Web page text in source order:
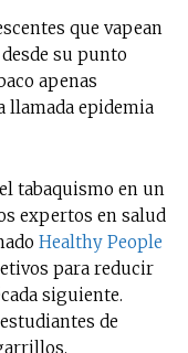
que vapean
su punto
apenas
llamada epidemia
tabaquismo en un
expertos en salud
Healthy People
para reducir
siguiente.
de